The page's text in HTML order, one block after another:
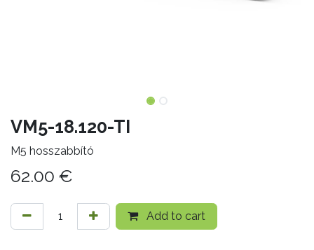
VM5-18.120-TI
M5 hosszabbító
62.00 €
Add to cart